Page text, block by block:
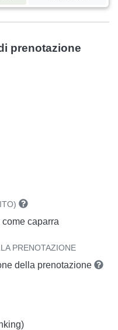
prenotazione
caparra
PRENOTAZIONE
della prenotazione